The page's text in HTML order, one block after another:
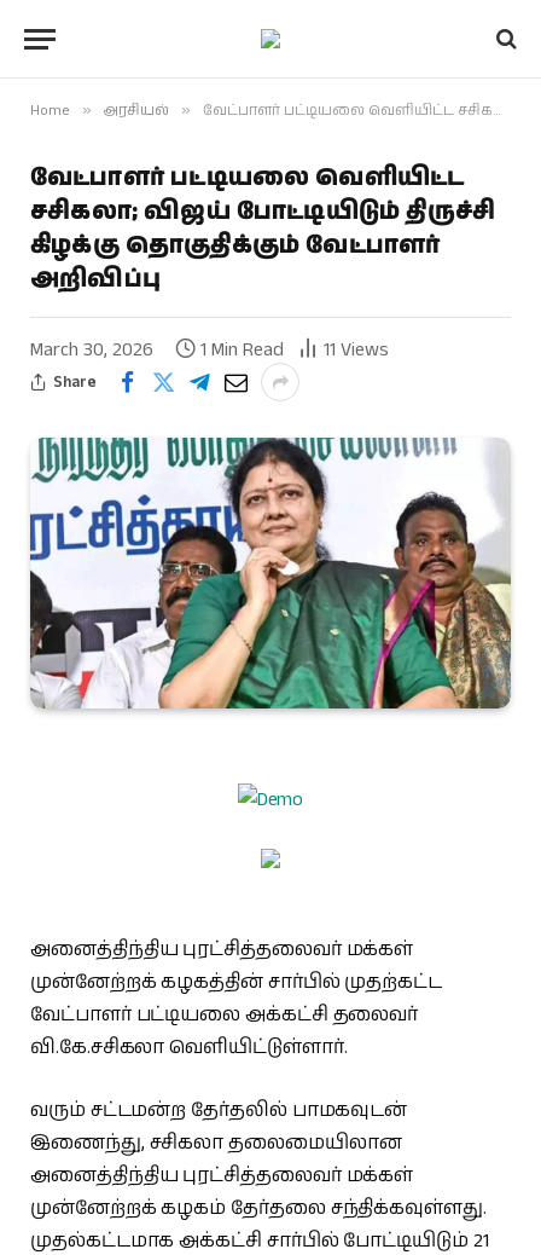
Home » அரசியல் » வேட்பாளர் பட்டியலை வெளியிட்ட சசிகலா; விஜய் போட்டியிடும் திருச்சி கிழக்கு தொகுதிக்கும் வேட்பாளர் அறிவிப்பு
வேட்பாளர் பட்டியலை வெளியிட்ட
சசிகலா; விஜய் போட்டியிடும் திருச்சி
கிழக்கு தொகுதிக்கும் வேட்பாளர்
அறிவிப்பு
March 30, 2026 1 Min Read 11 Views
Share
அனைத்திந்திய புரட்சித்தலைவர் மக்கள்
முன்னேற்றக் கழகத்தின் சார்பில் முதற்கட்ட
வேட்பாளர் பட்டியலை அக்கட்சி தலைவர்
வி.கே.சசிகலா வெளியிட்டுள்ளார்.
வரும் சட்டமன்ற தேர்தலில் பாமகவுடன்
இணைந்து, சசிகலா தலைமையிலான
அனைத்திந்திய புரட்சித்தலைவர் மக்கள்
முன்னேற்றக் கழகம் தேர்தலை சந்திக்கவுள்ளது.
முதல்கட்டமாக அக்கட்சி சார்பில் போட்டியிடும் 21